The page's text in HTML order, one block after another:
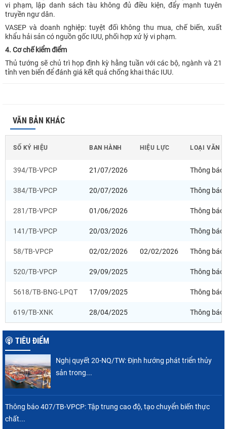
vi phạm, lập danh sách tàu không đủ điều kiện, đẩy mạnh tuyên
truyền ngư dân.
VASEP và doanh nghiệp: tuyệt đối không thu mua, chế biến, xuất
khẩu hải sản có nguồn gốc IUU, phối hợp xử lý vi phạm.
4. Cơ chế kiểm điểm
Thủ tướng sẽ chủ trì họp định kỳ hằng tuần với các bộ, ngành và 21
tỉnh ven biển để đánh giá kết quả chống khai thác IUU.
VĂN BẢN KHÁC
SỐ KÝ HIỆU BAN HÀNH HIỆU LỰC LOẠI VĂN
394/TB-VPCP 21/07/2026 Thông báo
384/TB-VPCP 20/07/2026 Thông báo
281/TB-VPCP 01/06/2026 Thông báo
141/TB-VPCP 20/03/2026 Thông báo
58/TB-VPCP 02/02/2026 02/02/2026 Thông báo
520/TB-VPCP 29/09/2025 Thông báo
5618/TB-BNG-LPQT 17/09/2025 Thông báo
619/TB-XNK 28/04/2025 Thông báo
TIÊU ĐIỂM
Nghị quyết 20-NQ/TW: Định hướng phát triển thủy
sản trong...
Thông báo 407/TB-VPCP: Tập trung cao độ, tạo chuyển biến thực
chất...